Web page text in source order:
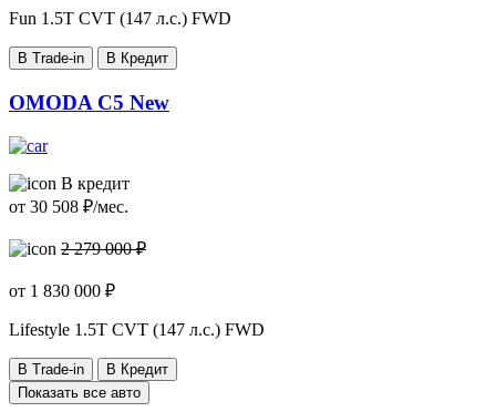
Fun 1.5T CVT (147 л.с.) FWD
В Trade-in В Кредит
OMODA C5 New
В кредит
от 30 508 ₽/мес.
2 279 000 ₽
от 1 830 000 ₽
Lifestyle 1.5T CVT (147 л.с.) FWD
В Trade-in
В Кредит
Показать все авто